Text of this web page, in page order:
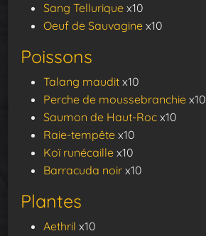
Sang Tellurique x10
Oeuf de Sauvagine x10
Poissons
Talang maudit x10
Perche de moussebranchie x10
Saumon de Haut-Roc x10
Raie-tempête x10
Koï runécaille x10
Barracuda noir x10
Plantes
Aethril x10